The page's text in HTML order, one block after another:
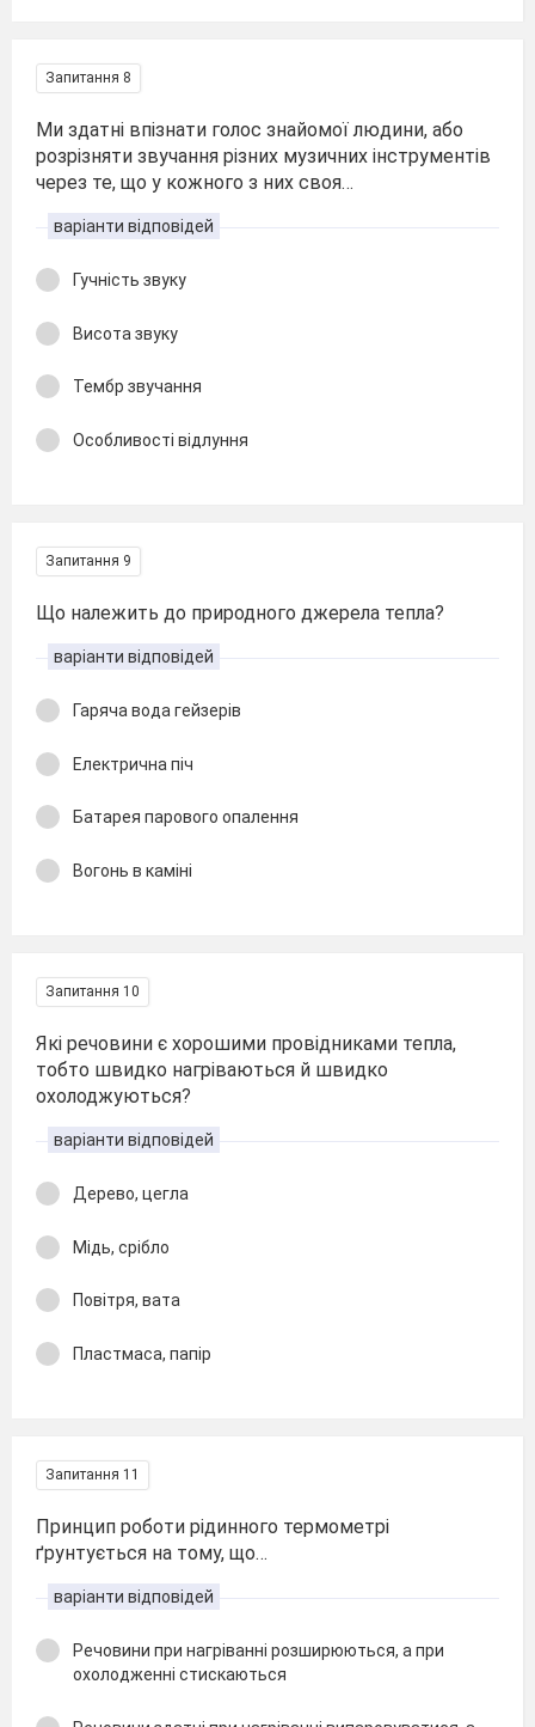
Запитання 8
Ми здатні впізнати голос знайомої людини, або
розрізняти звучання різних музичних інструментів
через те, що у кожного з них своя…
варіанти відповідей
Гучність звуку
Висота звуку
Тембр звучання
Особливості відлуння
Запитання 9
Що належить до природного джерела тепла?
варіанти відповідей
Гаряча вода гейзерів
Електрична піч
Батарея парового опалення
Вогонь в каміні
Запитання 10
Які речовини є хорошими провідниками тепла,
тобто швидко нагріваються й швидко
охолоджуються?
варіанти відповідей
Дерево, цегла
Мідь, срібло
Повітря, вата
Пластмаса, папір
Запитання 11
Принцип роботи рідинного термометрі
ґрунтується на тому, що…
варіанти відповідей
Речовини при нагріванні розширюються, а при
охолодженні стискаються